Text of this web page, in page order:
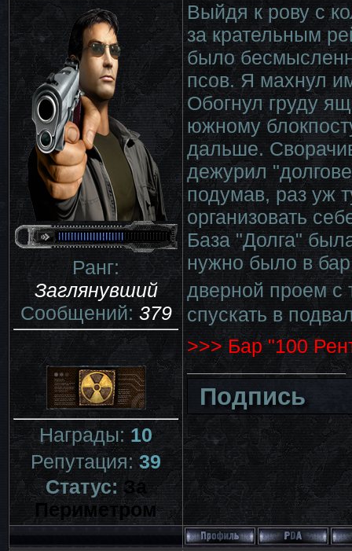
Ранг:
Заглянувший
Сообщений:379
Награды:10
Репутация:39
Статус:За
Периметром
Выйдя к рову с
за крательным
было
псов. Я махнул
Обогнул груду
южному
дальше.
дежурил
подумав, раз уж
организовать
База "Долга"
нужно было в
дверной проем с
спускать в
>>> Бар "100
Подпись